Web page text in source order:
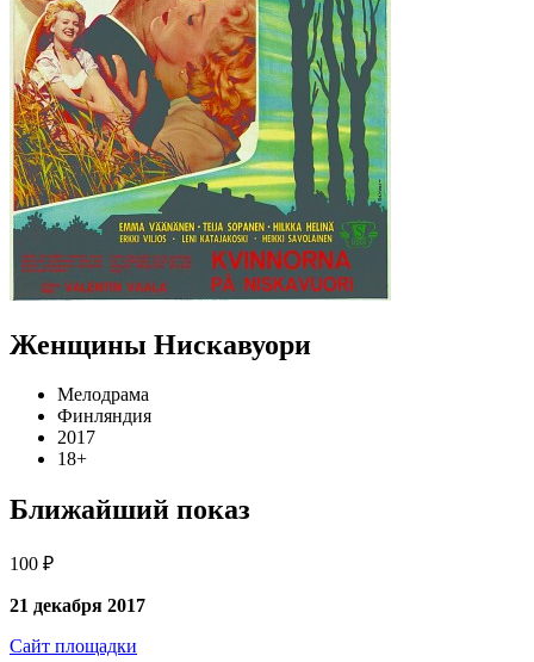
Женщины Нискавуори
Мелодрама
Финляндия
2017
18+
Ближайший показ
100 ₽
21 декабря 2017
Сайт площадки